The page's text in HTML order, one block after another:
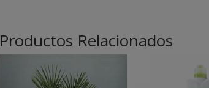
Productos Relacionados